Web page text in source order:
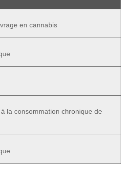
en cannabis
la consommation chronique de